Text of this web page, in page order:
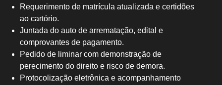
Requerimento de matrícula atualizada e certidões
ao cartório.
Juntada do auto de arrematação, edital e
comprovantes de pagamento.
Pedido de liminar com demonstração de
perecimento do direito e risco de demora.
Protocolização eletrônica e acompanhamento